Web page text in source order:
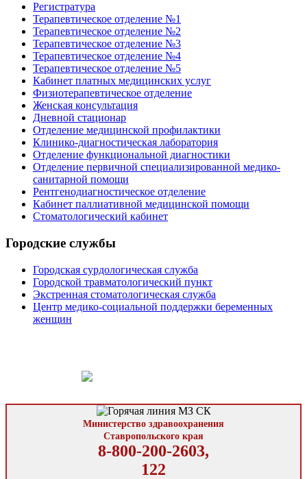
Регистратура
Терапевтическое отделение №1
Терапевтическое отделение №2
Терапевтическое отделение №3
Терапевтическое отделение №4
Терапевтическое отделение №5
Кабинет платных медицинских услуг
Физиотерапевтическое отделение
Женская консультация
Дневной стационар
Отделение медицинской профилактики
Клинико-диагностическая лаборатория
Отделение функциональной диагностики
Отделение первичной специализированной медико-
санитарной помощи
Рентгенодиагностическое отделение
Кабинет паллиативной медицинской помощи
Стоматологический кабинет
Городские службы
Городская сурдологическая служба
Городской травматологический пункт
Экстренная стоматологическая служба
Центр медико-социальной поддержки беременных
женщин
Министерство здравоохранения
Ставропольского края
8-800-200-2603,
122